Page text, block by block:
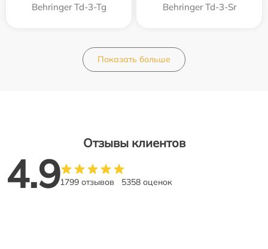
Behringer Td-3-Tg Behringer Td-3-Sr
Показать больше
Отзывы клиентов
4.91799 отзывов 5358 оценок